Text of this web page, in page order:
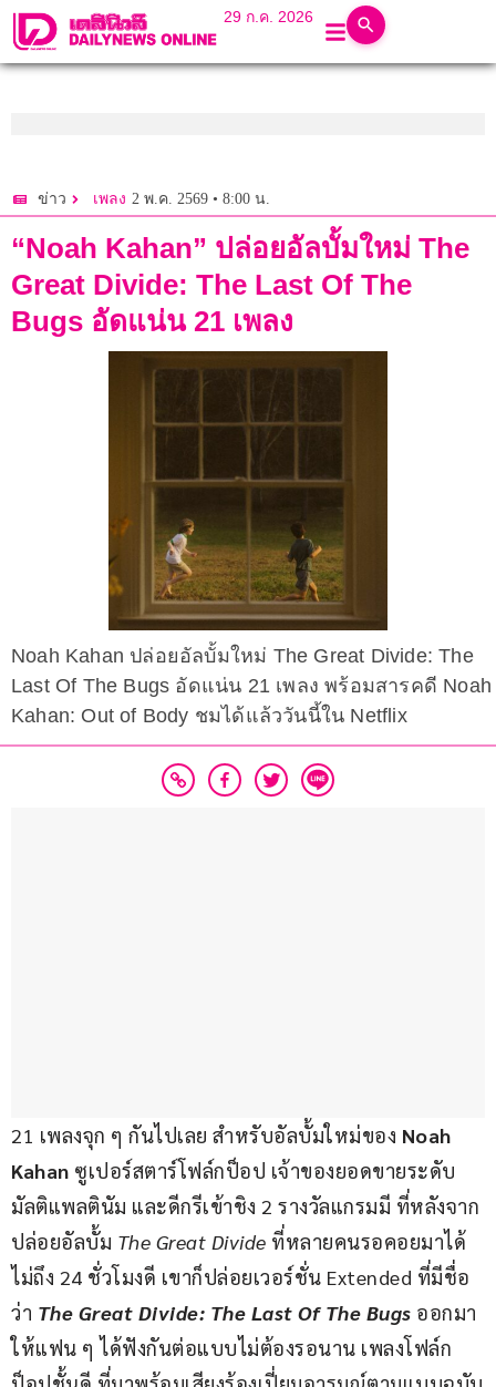
29 ก.ค. 2026
ข่าว เพลง 2 พ.ค. 2569 • 8:00 น.
“Noah Kahan” ปล่อยอัลบั้มใหม่ The
Great Divide: The Last Of The
Bugs อัดแน่น 21 เพลง
Noah Kahan ปล่อยอัลบั้มใหม่ The Great Divide: The
Last Of The Bugs อัดแน่น 21 เพลง พร้อมสารคดี Noah
Kahan: Out of Body ชมได้แล้ววันนี้ใน Netflix
21 เพลงจุก ๆ กันไปเลย สำหรับอัลบั้มใหม่ของ Noah
Kahan ซูเปอร์สตาร์โฟล์กป็อป เจ้าของยอดขายระดับ
มัลติแพลตินัม และดีกรีเข้าชิง 2 รางวัลแกรมมี ที่หลังจาก
ปล่อยอัลบั้ม The Great Divide ที่หลายคนรอคอยมาได้
ไม่ถึง 24 ชั่วโมงดี เขาก็ปล่อยเวอร์ชั่น Extended ที่มีชื่อ
ว่า The Great Divide: The Last Of The Bugs ออกมา
ให้แฟน ๆ ได้ฟังกันต่อแบบไม่ต้องรอนาน เพลงโฟล์ก